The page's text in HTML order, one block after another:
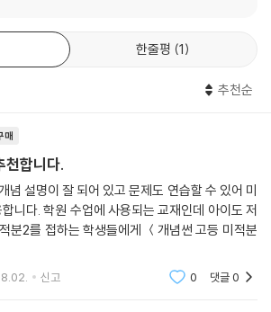
한줄평 1
추천순
매
천합니다.
념 설명이 잘 되어 있고 문제도 연습할 수 있어 미
니다. 학원 수업에 사용되는 교재인데 아이도 저
분2를 접하는 학생들에게 ＜개념썬 고등 미적분
신고 0 댓글0